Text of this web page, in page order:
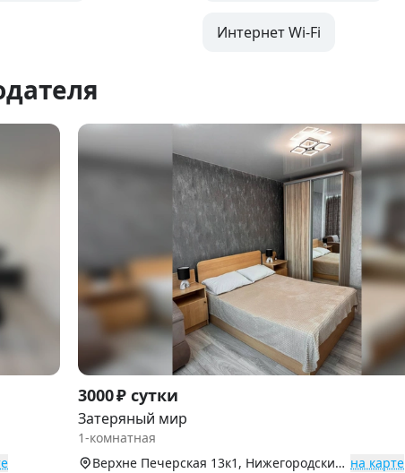
Интернет Wi-Fi
Item
1
of
3000 ₽ сутки
Затеряный мир
1-комнатная
Верхне Печерская 13к1, Нижегородский р-н на карте